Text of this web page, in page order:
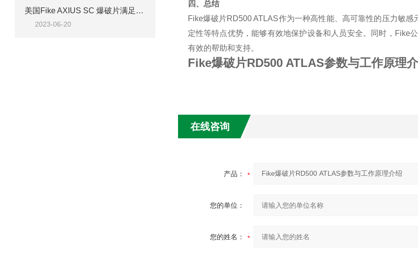
美国Fike AXIUS SC 爆破片满足不同场景下的应急需求
2023-06-20
四、总结
Fike爆破片RD500 ATLAS作为一种高性能、高可靠性的压力敏
定性等特点优势，能够有效地保护设备和人员安全。同时，Fike
有效的帮助和支持。
Fike爆破片RD500 ATLAS参数与工作原理
在线咨询
产品：
您的单位：
您的姓名：